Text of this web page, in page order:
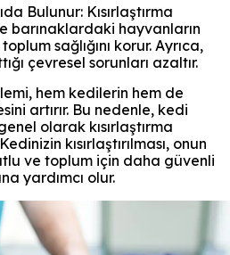
Bulunur: Kısırlaştırma
barınaklardaki hayvanların
sağlığını korur. Ayrıca,
çevresel sorunları azaltır.
hem kedilerin hem de
artırır. Bu nedenle, kedi
olarak kısırlaştırma
kısırlaştırılması, onun
ve toplum için daha güvenli
yardımcı olur.